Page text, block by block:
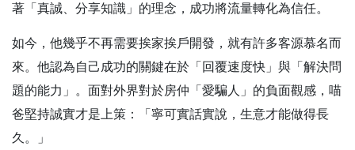
著「真誠、分享知識」的理念，成功將流量轉化為信任。
如今，他幾乎不再需要挨家挨戶開發，就有許多客源慕名而
來。他認為自己成功的關鍵在於「回覆速度快」與「解決問
題的能力」。面對外界對於房仲「愛騙人」的負面觀感，喵
爸堅持誠實才是上策：「寧可實話實說，生意才能做得長
久。」